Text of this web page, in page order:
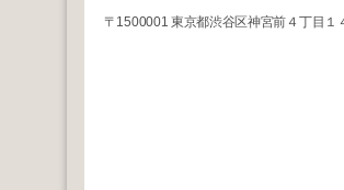
〒1500001 東京都渋谷区神宮前４丁目１